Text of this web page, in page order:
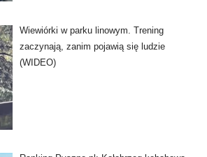
Wiewiórki w parku linowym. Trening
zaczynają, zanim pojawią się ludzie
(WIDEO)